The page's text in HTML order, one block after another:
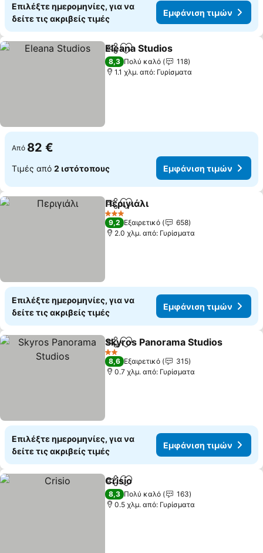
Επιλέξτε ημερομηνίες, για να
δείτε τις ακριβείς τιμές
Εμφάνιση τιμών
Κοινοποίηση
Προσθήκη στα αγαπημένα
Eleana Studios
8,3 Πολύ καλό
118
1.1 χλμ. από: Γυρίσματα
Από 82 €
Τιμές από 2 ιστότοπους Εμφάνιση τιμών
Κοινοποίηση
Προσθήκη στα αγαπημένα
Περιγιάλι
3 Αστέρια
9,2 Εξαιρετικό
658
2.0 χλμ. από: Γυρίσματα
Επιλέξτε ημερομηνίες, για να
δείτε τις ακριβείς τιμές
Εμφάνιση τιμών
Κοινοποίηση
Προσθήκη στα αγαπημένα
Skyros Panorama Studios
2 Αστέρια
8,6 Εξαιρετικό
315
0.7 χλμ. από: Γυρίσματα
Επιλέξτε ημερομηνίες, για να
δείτε τις ακριβείς τιμές
Εμφάνιση τιμών
Κοινοποίηση
Προσθήκη στα αγαπημένα
Crisio
8,3 Πολύ καλό
163
0.5 χλμ. από: Γυρίσματα